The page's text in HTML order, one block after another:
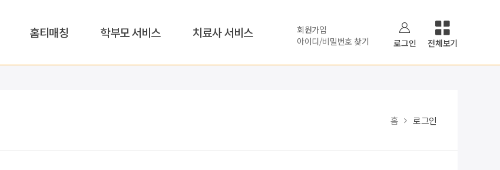
홈티매칭 학부모 서비스 치료사 서비스
회원가입
아이디/비밀번호 찾기
로그인 전체보기
홈 로그인